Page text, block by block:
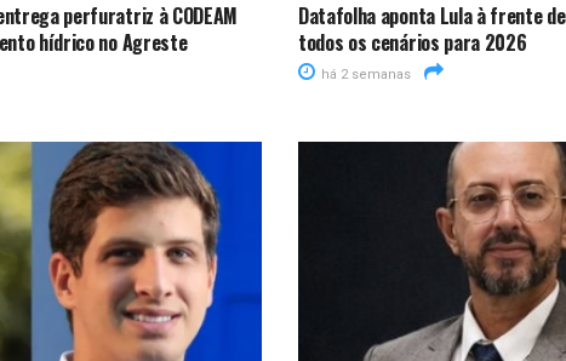
perfuratriz à CODEAM
hídrico no Agreste
Datafolha aponta Lula à frente
todos os cenários para 2026
há 2 semanas